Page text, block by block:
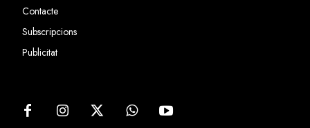
Contacte
Subscripcions
Publicitat